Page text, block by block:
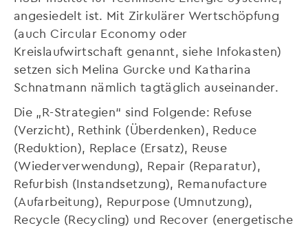
angesiedelt ist. Mit Zirkulärer Wertschöpfung
(auch Circular Economy oder
Kreislaufwirtschaft genannt, siehe Infokasten)
setzen sich Melina Gurcke und Katharina
Schnatmann nämlich tagtäglich auseinander.
Die „R-Strategien“ sind Folgende: Refuse
(Verzicht), Rethink (Überdenken), Reduce
(Reduktion), Replace (Ersatz), Reuse
(Wiederverwendung), Repair (Reparatur),
Refurbish (Instandsetzung), Remanufacture
(Aufarbeitung), Repurpose (Umnutzung),
Recycle (Recycling) und Recover (energetische